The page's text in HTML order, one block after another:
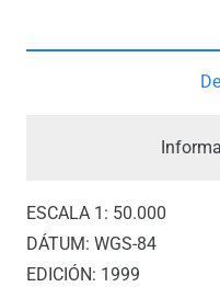
ESCALA 1: 50.000
DÁTUM: WGS-84
EDICIÓN: 1999